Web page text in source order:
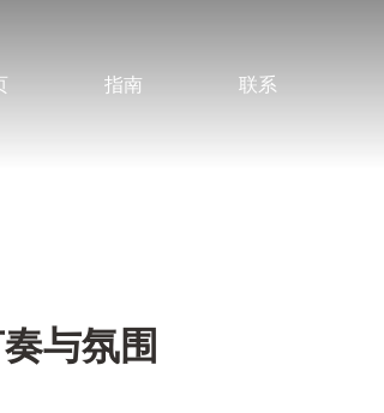
指南 联系
与氛围